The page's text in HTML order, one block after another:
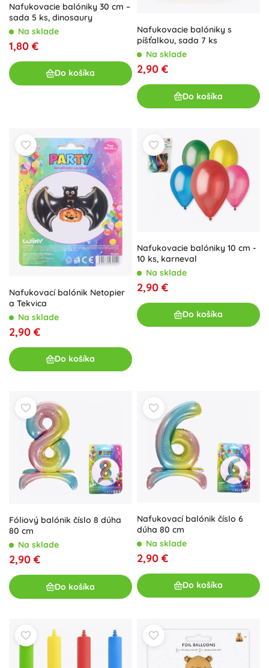
Nafukovacie balóniky 30 cm –
sada 5 ks, dinosaury
Na sklade
1,80 €
Do košíka
Nafukovacie balóniky s
píšťalkou, sada 7 ks
Na sklade
2,90 €
Do košíka
Nafukovací balónik Netopier
a Tekvica
Na sklade
2,90 €
Do košíka
Nafukovacie balóniky 10 cm -
10 ks, karneval
Na sklade
2,90 €
Do košíka
Fóliový balónik číslo 8 dúha
80 cm
Na sklade
2,90 €
Do košíka
Nafukovací balónik číslo 6
dúha 80 cm
Na sklade
2,90 €
Do košíka